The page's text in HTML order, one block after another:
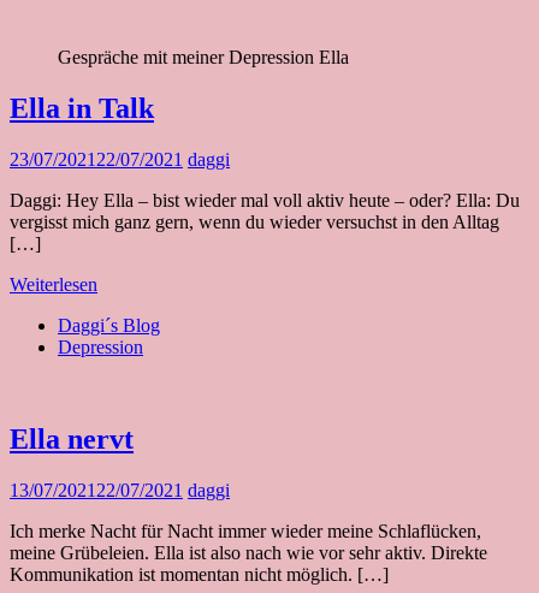
Gespräche mit meiner Depression Ella
Ella in Talk
23/07/2021 22/07/2021 daggi
Daggi: Hey Ella – bist wieder mal voll aktiv heute – oder? Ella: Du
vergisst mich ganz gern, wenn du wieder versuchst in den Alltag
[…]
Weiterlesen
Daggi´s Blog
Depression
Ella nervt
13/07/2021 22/07/2021 daggi
Ich merke Nacht für Nacht immer wieder meine Schlaflücken,
meine Grübeleien. Ella ist also nach wie vor sehr aktiv. Direkte
Kommunikation ist momentan nicht möglich. […]